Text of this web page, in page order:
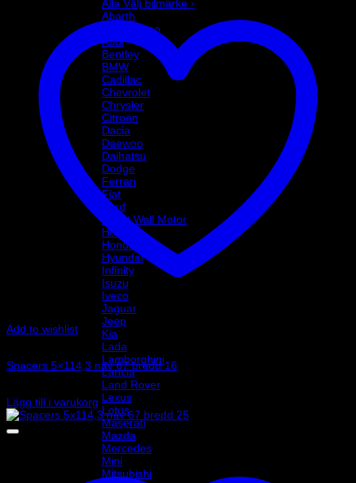
Alla Välj bilmärke ›
Abarth
Alfa Romeo
Audi
Bentley
BMW
Cadillac
Chevrolet
Chrysler
Citroen
Dacia
Daewoo
Daihatsu
Dodge
Ferrari
Fiat
Ford
Great Wall Motor
Holden
Honda
Hyundai
Infinity
Isuzu
Iveco
Jaguar
Jeep
Kia
Lada
Lamborghini
Lancia
Land Rover
Lexus
Lotus
Maserati
Mazda
Mercedes
Mini
Mitsubishi
Add to wishlist
Spacers 5×114,3 nav 67 bredd 16
Lägg till i varukorg